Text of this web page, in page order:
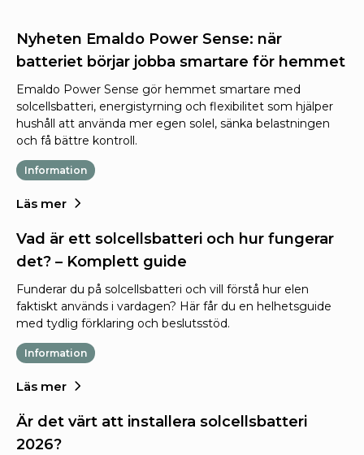
Nyheten Emaldo Power Sense: när
batteriet börjar jobba smartare för hemmet
Emaldo Power Sense gör hemmet smartare med
solcellsbatteri, energistyrning och flexibilitet som hjälper
hushåll att använda mer egen solel, sänka belastningen
och få bättre kontroll.
Information
Läs mer
Vad är ett solcellsbatteri och hur fungerar
det? – Komplett guide
Funderar du på solcellsbatteri och vill förstå hur elen
faktiskt används i vardagen? Här får du en helhetsguide
med tydlig förklaring och beslutsstöd.
Information
Läs mer
Är det värt att installera solcellsbatteri
2026?